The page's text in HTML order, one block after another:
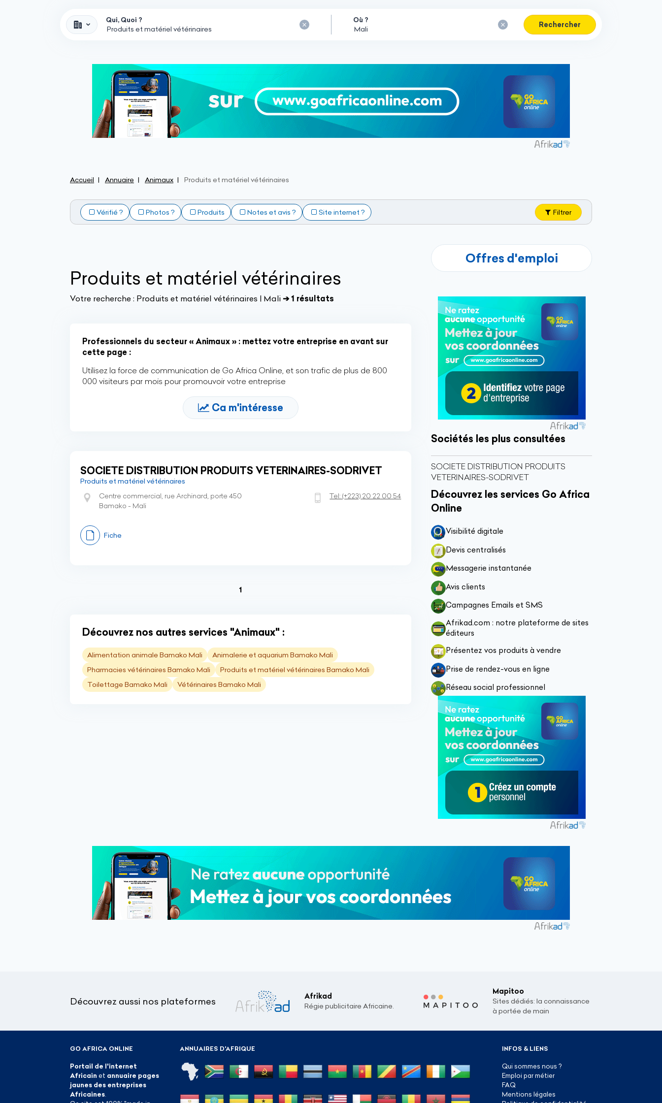
Qui, Quoi ? Où ?
Rechercher
Accueil Annuaire Animaux Produits et matériel vétérinaires
Vérifié ? Photos ? Produits Notes et avis ? Site internet ? Filtrer
Produits et matériel vétérinaires
Votre recherche : Produits et matériel vétérinaires | Mali ➔ 1 résultats
Professionnels du secteur « Animaux » : mettez votre entreprise en avant sur
cette page :
Utilisez la force de communication de Go Africa Online, et son trafic de plus de 800
000 visiteurs par mois pour promouvoir votre entreprise
Ca m'intéresse
SOCIETE DISTRIBUTION PRODUITS VETERINAIRES-SODRIVET
Produits et matériel vétérinaires
Centre commercial, rue Archinard, porte 450
Bamako - Mali
Tel:(+223) 20 22 00 54
Fiche
1(current)
Découvrez nos autres services "Animaux" :
Alimentation animale Bamako Mali
Animalerie et aquarium Bamako Mali
Pharmacies vétérinaires Bamako Mali
Produits et matériel vétérinaires Bamako Mali
Toilettage Bamako Mali
Vétérinaires Bamako Mali
Offres d'emploi
Sociétés les plus consultées
SOCIETE DISTRIBUTION PRODUITS
VETERINAIRES-SODRIVET
Découvrez les services Go Africa
Online
Visibilité digitale
Devis centralisés
Messagerie instantanée
Avis clients
Campagnes Emails et SMS
Afrikad.com : notre plateforme de sites
éditeurs
Présentez vos produits à vendre
Prise de rendez-vous en ligne
Réseau social professionnel
Découvrez aussi nos plateformes
Afrikad
Régie publicitaire Africaine.
Mapitoo
Sites dédiés: la connaissance
à portée de main
ANNUAIRES D'AFRIQUE
GO AFRICA ONLINE
Portail de l'internet
Africain et annuaire pages
jaunes des entreprises
Africaines
INFOS & LIENS
Qui sommes nous ?
Emploi par métier
FAQ
Mentions légales